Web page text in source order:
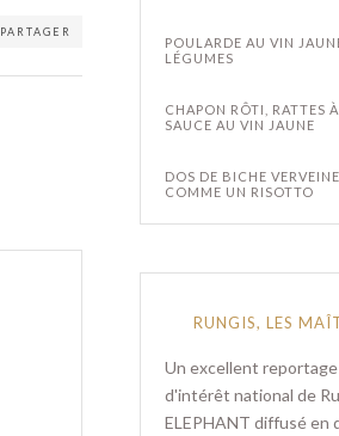
PARTAGER
POULARDE AU VIN
LÉGUMES
CHAPON RÔTI, RATTES À
SAUCE AU VIN JAUNE
DOS DE BICHE
COMME UN RISOTTO
RUNGIS, LES
Un excellent
d'intérêt national de
ELEPHANT diffusé en